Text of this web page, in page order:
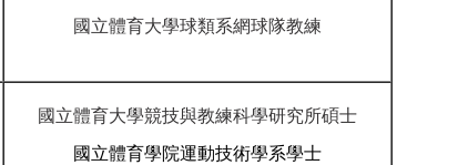
國立體育大學球類系網球隊教練
國立體育大學競技與教練科學研究所碩士
國立體育學院運動技術學系學士